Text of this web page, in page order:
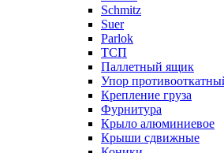
Schmitz
Suer
Parlok
ТСП
Паллетный ящик
Упор
Крепление груза
Фурнитура
Крыло алюминиевое
Крыши сдвижные